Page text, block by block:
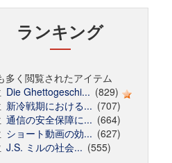
ランキング
多く閲覧されたアイテム
Die Ghettogeschi... (829)
新冷戦期における... (707)
通信の安全保障に... (664)
ショート動画の効... (627)
J.S. ミルの社会... (555)